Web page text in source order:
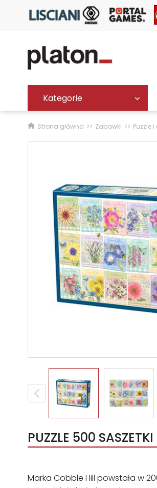
Kategorie
Strona główna Zabawki Puzzle
PUZZLE 500
Marka Cobble Hill powstała w